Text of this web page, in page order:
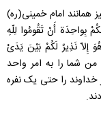
همانند امام خمینی(ره)
بِواحِدَة أَنْ تَقُومُوا لِلّهِ
إِلاّ نَذِیرٌ لَکُمْ بَیْنَ یَدَیْ
که من شما را به امر واحد
را حتی یک نفره